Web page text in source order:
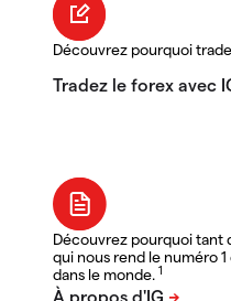
Découvrez pourquoi
Découvrez pourquoi tant
qui nous rend le numéro
dans le monde. 1